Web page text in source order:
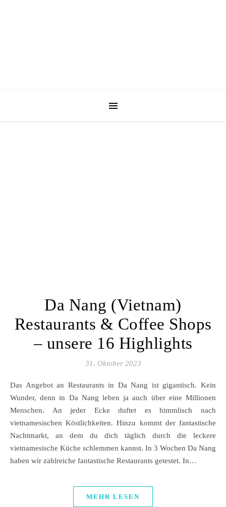
Da Nang (Vietnam)
Restaurants & Coffee Shops
– unsere 16 Highlights
31. Oktober 2023
Das Angebot an Restaurants in Da Nang ist gigantisch. Kein
Wunder, denn in Da Nang leben ja auch über eine Millionen
Menschen. An jeder Ecke duftet es himmlisch nach
vietnamesischen Köstlichkeiten. Hinzu kommt der fantastische
Nachtmarkt, an dem du dich täglich durch die leckere
vietnamesische Küche schlemmen kannst. In 3 Wochen Da Nang
haben wir zahlreiche fantastische Restaurants getestet. In…
MEHR LESEN